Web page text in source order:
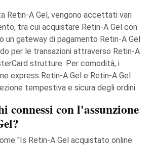
Retin-A Gel, vengono accettati vari
tra cui acquistare Retin-A Gel con
un gateway di pagamento Retin-A Gel
per le transazioni attraverso Retin-A
strutture. Per comodità, i
express Retin-A Gel e Retin-A Gel
tempestiva e sicura degli ordini.
connessi con l'assunzione
"Is Retin-A Gel acquistato online